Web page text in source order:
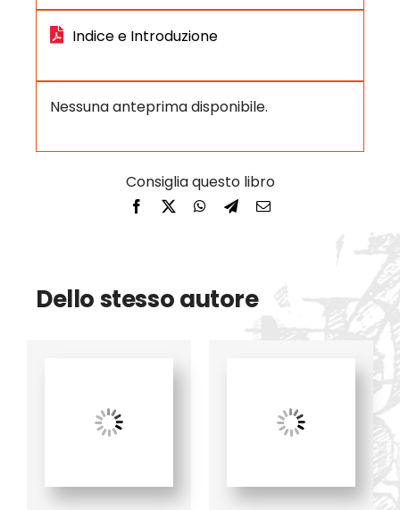
Indice e Introduzione
Nessuna anteprima disponibile.
Dello stesso autore